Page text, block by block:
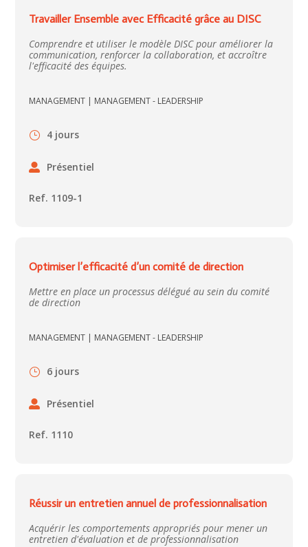
Travailler Ensemble avec Efficacité grâce au DISC
Comprendre et utiliser le modèle DISC pour améliorer la
communication, renforcer la collaboration, et accroître
l'efficacité des équipes.
MANAGEMENT | MANAGEMENT - LEADERSHIP
4 jours
Présentiel
Ref. 1109-1
Optimiser l’efficacité d’un comité de direction
Mettre en place un processus délégué au sein du comité
de direction
MANAGEMENT | MANAGEMENT - LEADERSHIP
6 jours
Présentiel
Ref. 1110
Réussir un entretien annuel de professionnalisation
Acquérir les comportements appropriés pour mener un
entretien d'évaluation et de professionnalisation